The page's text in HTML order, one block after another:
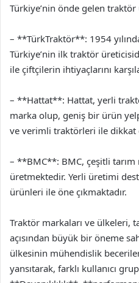
Türkiye’nin önde gelen
– **TürkTraktör**: 1954
Türkiye’nin ilk traktör
ile çiftçilerin ihtiyaçlarını
– **Hattat**: Hattat, yerli
marka olup, geniş bir ürün
ve verimli traktörleri ile dikkat
– **BMC**: BMC, çeşitli
üretmektedir. Yerli üretimi
ürünleri ile öne çıkmaktadır.
Traktör markaları ve ülkeleri,
açısından büyük bir öneme
ülkesinin mühendislik
yansıtarak, farklı kullanıcı